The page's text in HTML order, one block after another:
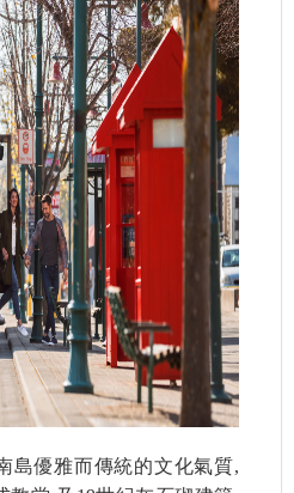
島優雅而傳統的文化氣質,